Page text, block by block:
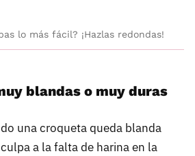
lo más fácil? ¡Hazlas redondas!
blandas o muy duras
una croqueta queda blanda
a la falta de harina en la